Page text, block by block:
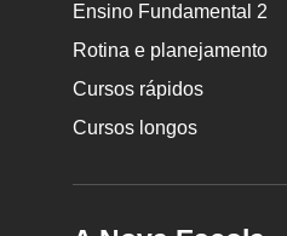
Ensino Fundamental 2
Rotina e planejamento
Cursos rápidos
Cursos longos